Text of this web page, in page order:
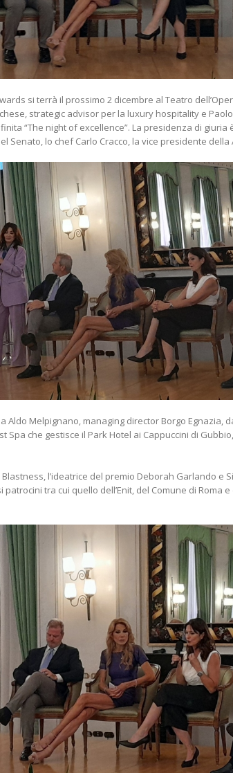
si terrà il prossimo 2 dicembre al Teatro
strategic advisor per la luxury hospitality e
“The night of excellence”. La presidenza di
lo chef Carlo Cracco, la vice presidente
Melpignano, managing director Borgo Egnazia,
Spa che gestisce il Park Hotel ai Cappuccini di
l’ideatrice del premio Deborah Garlando e
tra cui quello dell’Enit, del Comune di